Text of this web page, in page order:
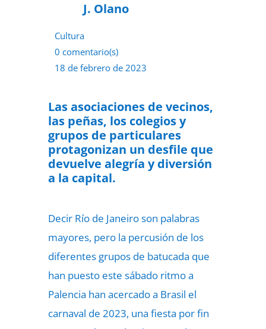
J. Olano
Cultura
0 comentario(s)
18 de febrero de 2023
Las asociaciones de vecinos,
las peñas, los colegios y
grupos de particulares
protagonizan un desfile que
devuelve alegría y diversión
a la capital.
Decir Río de Janeiro son palabras
mayores, pero la percusión de los
diferentes grupos de batucada que
han puesto este sábado ritmo a
Palencia han acercado a Brasil el
carnaval de 2023, una fiesta por fin